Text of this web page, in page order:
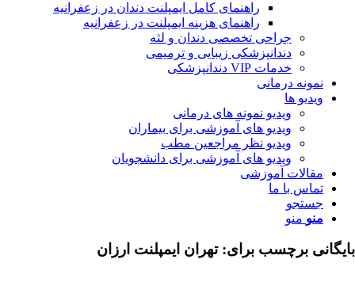
راهنمای کامل ایمپلنت دندان در زعفرانیه
راهنمای هزینه ایمپلنت در زعفرانیه
جراحی تخصصی دندان و لثه
دندانپزشکی زیبایی و ترمیمی
خدمات VIP دندانپزشکی
درمانی
ها
ویدیو نمونه های درمانی
ویدیو های آموزشی برای بیماران
ویدیو نظر مراجعین مطب
ویدیو های آموزشی برای دانشجویان
آموزشی
با ما
منو
برچسب برای: تهران ایمپلنت ارزان